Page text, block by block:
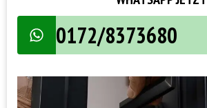
0172/8373680